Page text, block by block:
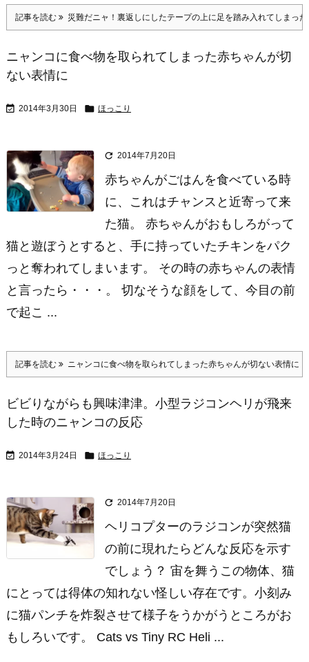
記事を読む 災難だニャ！裏返しにしたテープの上に足を踏み入れてしまっ
ニャンコに食べ物を取られてしまった赤ちゃんが切
ない表情に
 2014年3月30日  ほっこり
 2014年7月20日
赤ちゃんがごはんを食べている時
に、これはチャンスと近寄って来
た猫。 赤ちゃんがおもしろがって
猫と遊ぼうとすると、手に持っていたチキンをパク
っと奪われてしまいます。 その時の赤ちゃんの表情
と言ったら・・・。 切なそうな顔をして、今目の前
で起こ ...
記事を読む ニャンコに食べ物を取られてしまった赤ちゃんが切ない表情に
ビビりながらも興味津津。小型ラジコンヘリが飛来
した時のニャンコの反応
 2014年3月24日  ほっこり
 2014年7月20日
ヘリコプターのラジコンが突然猫
の前に現れたらどんな反応を示す
でしょう？ 宙を舞うこの物体、猫
にとっては得体の知れない怪しい存在です。小刻み
に猫パンチを炸裂させて様子をうかがうところがお
もしろいです。 Cats vs Tiny RC Heli ...